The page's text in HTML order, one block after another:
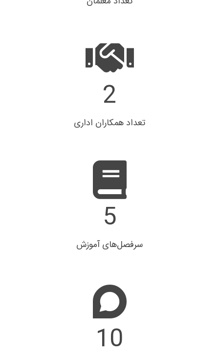
4
تعداد همکاران اداری
10
سرفصل‌های آموزش
22